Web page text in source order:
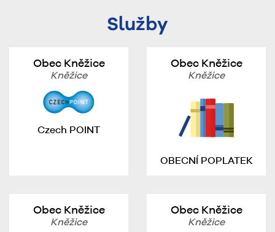
Služby
Obec Kněžice
Kněžice
Czech POINT
Obec Kněžice
Kněžice
OBECNÍ POPLATEK
Obec Kněžice
Kněžice
Obec Kněžice
Kněžice